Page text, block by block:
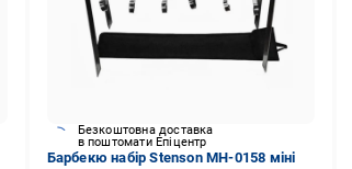
Безкоштовна доставка
в поштомати Епіцентр
Барбекю набір Stenson MH-0158 міні